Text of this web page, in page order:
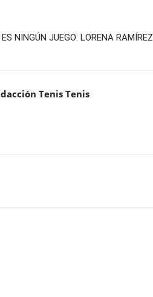
NINGÚN JUEGO: LORENA RAMÍREZ
Tenis Tenis